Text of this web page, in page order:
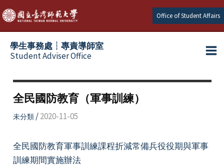
跳
至
主
Office of Student Affairs
學生事務處┆專責導師室
Student Adviser Office
全民國防教育（軍事訓練）
未分類/2020-11-05
全民國防教育軍事訓練課程折減常備兵役役期與軍事
訓練期間實施辦法